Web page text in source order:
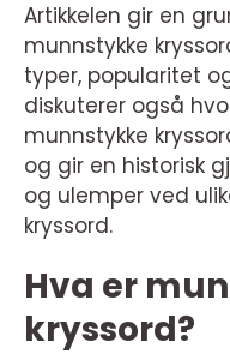
Artikkelen gir en
munnstykke
typer, popularitet
diskuterer også
munnstykke
og gir en historisk
og ulemper ved
kryssord.
Hva er
kryssord?